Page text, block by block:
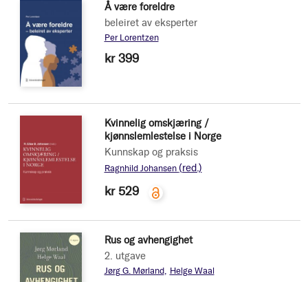
Å være foreldre
beleiret av eksperter
Per Lorentzen
kr 399
Kvinnelig omskjæring /
kjønnslemlestelse i Norge
Kunnskap og praksis
Ragnhild Johansen (red.)
kr 529
Rus og avhengighet
2. utgave
Jørg G. Mørland Helge Waal